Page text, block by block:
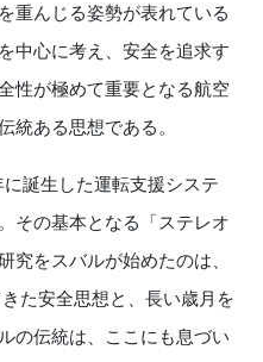
重んじる姿勢が表れている
中心に考え、安全を追求す
性が極めて重要となる航空
統ある思想である。
誕生した運転支援システ
その基本となる「ステレオ
究をスバルが始めたのは、
た安全思想と、長い歳月を
の伝統は、ここにも息づい